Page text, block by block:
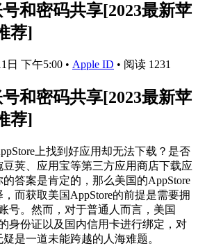
和密码共享[2023最新苹
荐]
日 下午5:00 • Apple ID • 阅读 1231
和密码共享[2023最新苹
荐]
上找到好应用却无法下载？是否
荚、应用宝等第三方应用商店下载应
答案是肯定的，那么美国的AppStore
而获取美国AppStore的前提是需要拥
号。然而，对于普通人而言，美国
身份证以及国内信用卡进行绑定，对
是一道未能跨越的人海难题。